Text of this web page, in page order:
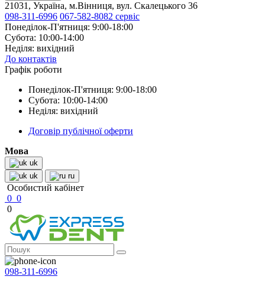
21031, Україна, м.Вінниця, вул. Скалецького 36
098-311-6996 067-582-8082 сервіс
Понеділок-П'ятниця: 9:00-18:00
Субота: 10:00-14:00
Неділя: вихідний
До контактів
Графік роботи
Понеділок-П'ятниця: 9:00-18:00
Субота: 10:00-14:00
Неділя: вихідний
Договір публічної оферти
Мова
uk
uk
ru
Особистий кабінет
0 0
0
098-311-6996